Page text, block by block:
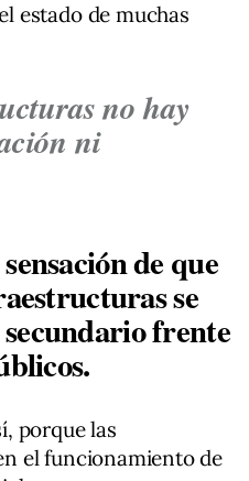
estado de muchas
no hay
ni
de que
se
frente
porque las
el funcionamiento de